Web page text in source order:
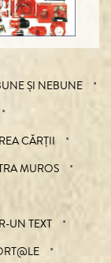
ȘI NEBUNE
CĂRȚII
MUROS
UN TEXT